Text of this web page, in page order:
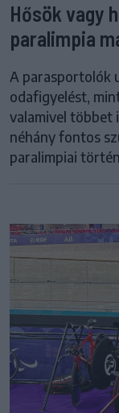
Hősök vagy
paralimpia
A parasportolók
odafigyelést,
valamivel többet
néhány fontos
paralimpiai